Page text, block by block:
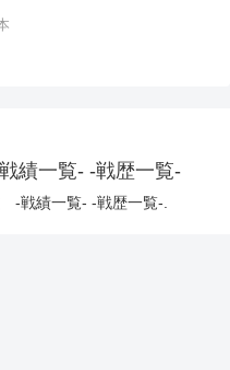
績一覧- -戦歴一覧-
-戦績一覧- -戦歴一覧-.